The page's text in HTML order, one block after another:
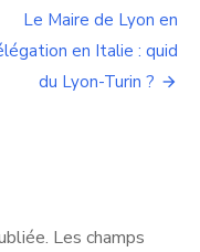
Le Maire de Lyon en
en Italie : quid
du Lyon-Turin ?
Les champs